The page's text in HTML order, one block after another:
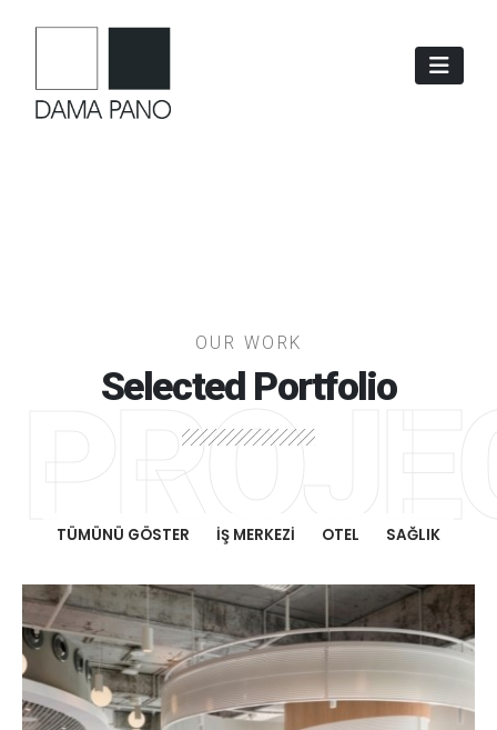
OUR WORK
Selected Portfolio
TÜMÜNÜ GÖSTER İŞ MERKEZI OTEL SAĞLIK